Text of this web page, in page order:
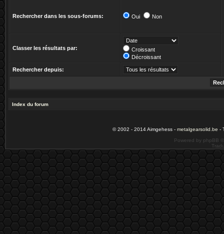
Rechercher dans les sous-forums: Oui Non
Classer les résultats par:
Croissant
Décroissant
Rechercher depuis:
Index du forum
© 2002 - 2014 Aimgehess - metalgearsolid.be -
Powered by phpBB